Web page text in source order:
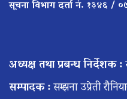
सूचना विभाग दर्ता नं. १३४६ /
अध्यक्ष तथा प्रबन्ध निर्देशक :
सम्पादक :सम्झना उप्रेती